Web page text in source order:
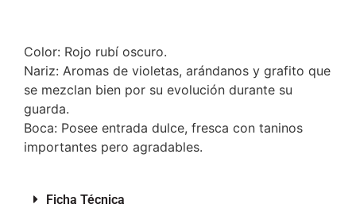
Color: Rojo rubí oscuro.
Nariz: Aromas de violetas, arándanos y grafito que
se mezclan bien por su evolución durante su
guarda.
Boca: Posee entrada dulce, fresca con taninos
importantes pero agradables.
Ficha Técnica